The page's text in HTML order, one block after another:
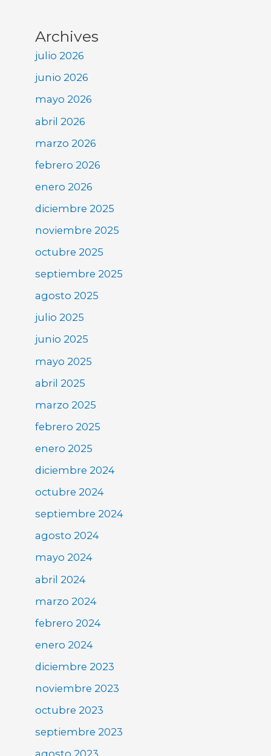
Archives
julio 2026
junio 2026
mayo 2026
abril 2026
marzo 2026
febrero 2026
enero 2026
diciembre 2025
noviembre 2025
octubre 2025
septiembre 2025
agosto 2025
julio 2025
junio 2025
mayo 2025
abril 2025
marzo 2025
febrero 2025
enero 2025
diciembre 2024
octubre 2024
septiembre 2024
agosto 2024
mayo 2024
abril 2024
marzo 2024
febrero 2024
enero 2024
diciembre 2023
noviembre 2023
octubre 2023
septiembre 2023